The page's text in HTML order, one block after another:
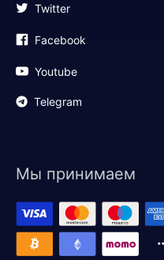
Twitter
Facebook
Youtube
Telegram
Мы принимаем